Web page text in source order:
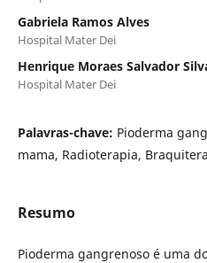
Gabriela Ramos Alves
Hospital Mater Dei
Henrique Moraes Salvador
Hospital Mater Dei
Palavras-chave: Pioderma
mama, Radioterapia,
Resumo
Pioderma gangrenoso é uma